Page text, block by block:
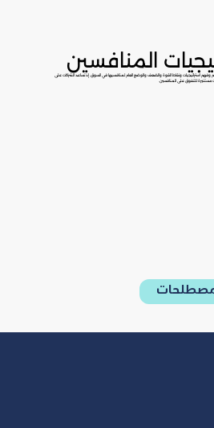
المنافسين
وفهم استراتيجيات ونقاط القوة والضعف والوضع العام لمنافسيها في السوق. إذ تساعد الشركات على
مستنيرة للتفوق على المنافسين.